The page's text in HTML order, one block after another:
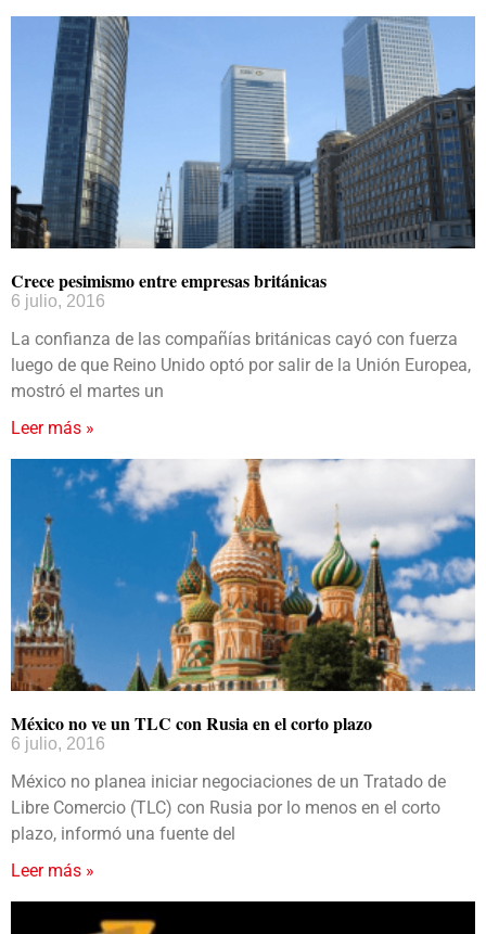
Crece pesimismo entre empresas británicas
6 julio, 2016
La confianza de las compañías británicas cayó con fuerza
luego de que Reino Unido optó por salir de la Unión Europea,
mostró el martes un
Leer más »
México no ve un TLC con Rusia en el corto plazo
6 julio, 2016
México no planea iniciar negociaciones de un Tratado de
Libre Comercio (TLC) con Rusia por lo menos en el corto
plazo, informó una fuente del
Leer más »